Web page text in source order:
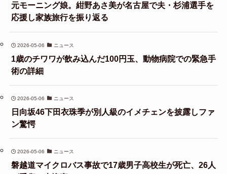
元モーニング娘。紺野あさ美が名古屋で夫・杉浦選手を
応援し家族旅行を振り返る
2026-05-06 ニュース
1歳のチワワが飲み込んだ100円玉、動物病院での緊急手
術の詳細
2026-05-06 ニュース
日向坂46下田衣珠季が別人級のイメチェンを披露しファ
ン驚愕
2026-05-06 ニュース
磐越道マイクロバス事故で17歳男子高校生が死亡、26人